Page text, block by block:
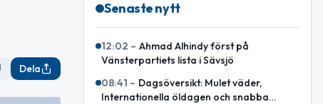
Dela
Senaste nytt
12:02 – Ahmad Alhindy först på
Vänsterpartiets lista i Sävsjö
08:41 – Dagsöversikt: Mulet väder,
Internationella öldagen och snabba